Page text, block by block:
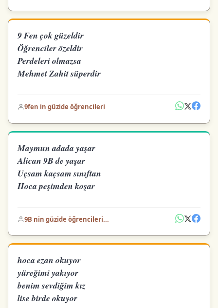
9 Fen çok güzeldir
Öğrenciler özeldir
Perdeleri olmazsa
Mehmet Zahit süperdir
9fen in güzide öğrencileri
Maymun adada yaşar
Alican 9B de yaşar
Uçsam kaçsam sınıftan
Hoca peşimden koşar
9B nin güzide öğrencileri...
hoca ezan okuyor
yüreğimi yakıyor
benim sevdiğim kız
lise birde okuyor